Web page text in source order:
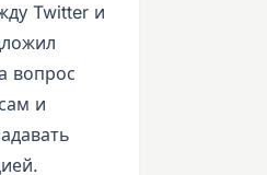
Twitter и
вопрос
и